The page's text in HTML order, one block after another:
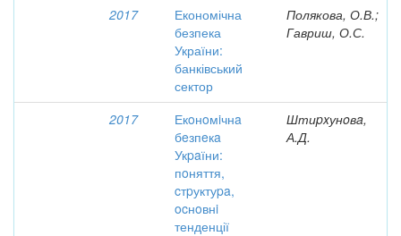
2017
Економічна
безпека
України:
банківський
сектор
Полякова, О.В.;
Гавриш, О.С.
2017
Екoнoмiчнa
бeзпeкa
Укpaїни:
пoняття,
cтpуктуpa,
ocнoвнi
тенденції
Штиpxунoвa,
А.Д.